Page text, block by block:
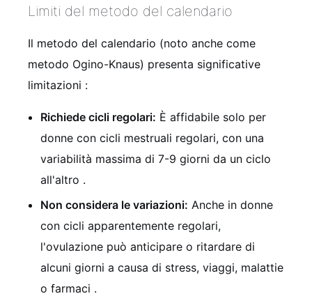
Limiti del metodo del calendario
Il metodo del calendario (noto anche come
metodo Ogino-Knaus) presenta significative
limitazioni :
Richiede cicli regolari: È affidabile solo per
donne con cicli mestruali regolari, con una
variabilità massima di 7-9 giorni da un ciclo
all'altro .
Non considera le variazioni: Anche in donne
con cicli apparentemente regolari,
l'ovulazione può anticipare o ritardare di
alcuni giorni a causa di stress, viaggi, malattie
o farmaci .